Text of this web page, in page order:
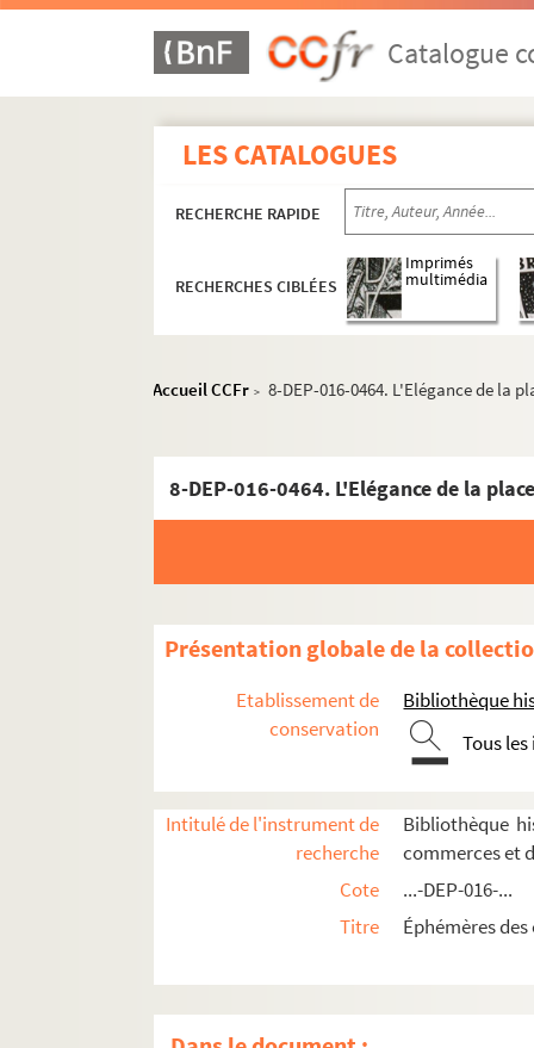
Catalogue
LES CATALOGUES
RECHERCHE RAPIDE
RECHERCHES CIBLÉES
Imprimés
multimédia
Accueil CCFr > 8-DEP-016-0464. L'Elégance de la
8-DEP-016-0464. L'Elégance de la
Présentation globale de la
Etablissement de
conservation
Bibliothèque
Tous
Intitulé de l'instrument de
recherche
Bibliothèque
commerces et
Cote
...-DEP-016-...
Titre
Éphémères
1er arrondissement
3e arrondissement
4e arrondissement
6e arrondissement
7e arrondissement
8e arrondissement
9e arrondissement